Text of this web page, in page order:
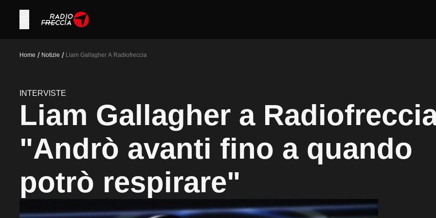
Home / Notizie / Liam Gallagher A Radiofreccia
INTERVISTE
Liam Gallagher a
"Andrò avanti fino a quando
potrò respirare"